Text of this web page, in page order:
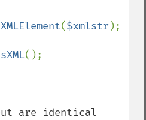
($xmlstr );
();
are identical